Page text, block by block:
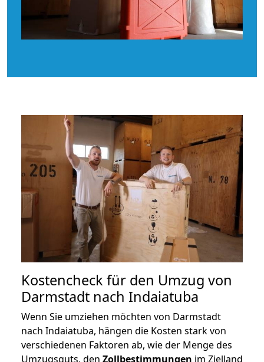
Kostencheck für den Umzug von
Darmstadt nach Indaiatuba
Wenn Sie umziehen möchten von Darmstadt
nach Indaiatuba, hängen die Kosten stark von
verschiedenen Faktoren ab, wie der Menge des
Umzugsguts, den Zollbestimmungen im Zielland